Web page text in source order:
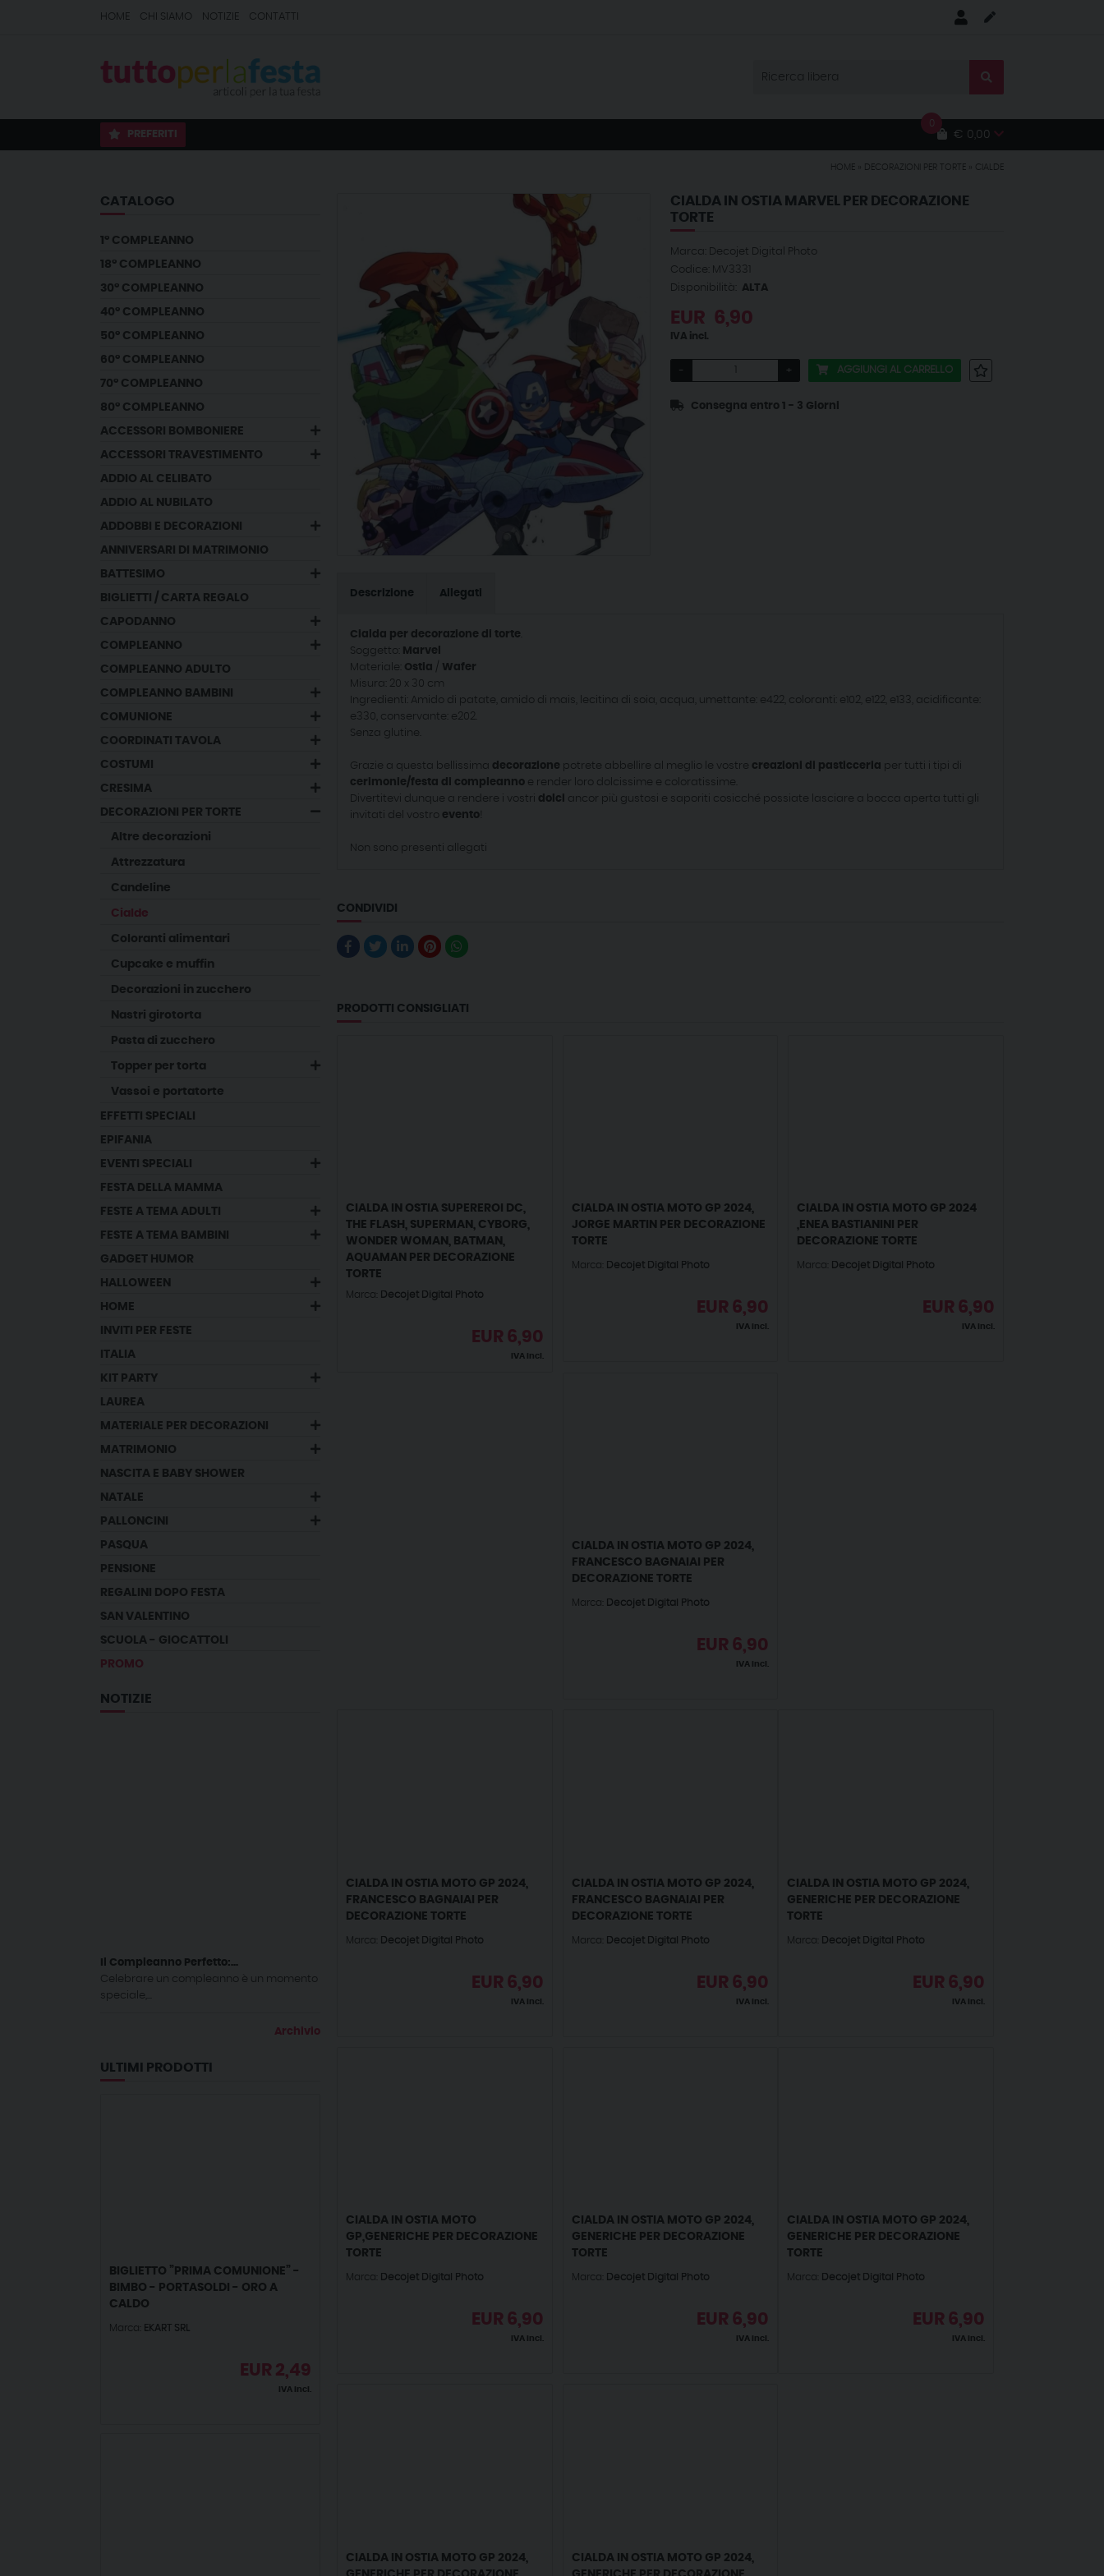
HOME CHI SIAMO NOTIZIE CONTATTI
PREFERITI
0
€ 0,00
HOME DECORAZIONI PER TORTE CIALDE
CATALOGO
1° COMPLEANNO
18° COMPLEANNO
30° COMPLEANNO
40° COMPLEANNO
50° COMPLEANNO
60° COMPLEANNO
70° COMPLEANNO
80° COMPLEANNO
ACCESSORI BOMBONIERE
ACCESSORI TRAVESTIMENTO
ADDIO AL CELIBATO
ADDIO AL NUBILATO
ADDOBBI E DECORAZIONI
ANNIVERSARI DI MATRIMONIO
BATTESIMO
BIGLIETTI / CARTA REGALO
CAPODANNO
COMPLEANNO
COMPLEANNO ADULTO
COMPLEANNO BAMBINI
COMUNIONE
COORDINATI TAVOLA
COSTUMI
CRESIMA
DECORAZIONI PER TORTE
altre decorazioni
attrezzatura
candeline
cialde
coloranti alimentari
cupcake e muffin
decorazioni in zucchero
nastri girotorta
pasta di zucchero
topper per torta
vassoi e portatorte
EFFETTI SPECIALI
EPIFANIA
EVENTI SPECIALI
FESTA DELLA MAMMA
FESTE A TEMA ADULTI
FESTE A TEMA BAMBINI
GADGET HUMOR
HALLOWEEN
HOME
INVITI PER FESTE
ITALIA
KIT PARTY
LAUREA
MATERIALE PER DECORAZIONI
MATRIMONIO
NASCITA E BABY SHOWER
NATALE
PALLONCINI
PASQUA
PENSIONE
REGALINI DOPO FESTA
SAN VALENTINO
SCUOLA - GIOCATTOLI
PROMO
NOTIZIE
Il Compleanno Perfetto:...
Celebrare un compleanno è un momento
speciale,...
Archivio
ULTIMI PRODOTTI
BIGLIETTO ”PRIMA COMUNIONE” -
BIMBO - PORTASOLDI - ORO A
CALDO
Marca: EKART SRL
EUR 2,49
IVA incl.
CIALDA IN OSTIA MARVEL PER DECORAZIONE
TORTE
Marca: Decojet Digital Photo
Codice: MV3331
Disponibilità:
ALTA
EUR 6,90
IVA incl.
- + AGGIUNGI AL CARRELLO
Consegna entro 1 - 3 Giorni
Descrizione Allegati
Cialda per decorazione di torte
Soggetto:
Marvel
Materiale: Ostia / Wafer
Misura: 20 x 30 cm
Ingredienti: Amido di patate, amido di mais, lecitina di soia, acqua, umettante: e422, coloranti: e102, e122, e133, acidificante:
e330, conservante: e202.
Senza glutine.
Grazie a questa bellissima decorazione potrete abbellire al meglio le vostre creazioni di pasticceria per tutti i tipi di
cerimonie/festa di compleanno e render loro dolcissime e coloratissime.
Divertitevi dunque a rendere i vostri dolci
ancor più gustosi e saporiti cosicché possiate lasciare a bocca aperta tutti gli
invitati del vostro evento
Non sono presenti allegati
CONDIVIDI
PRODOTTI CONSIGLIATI
CIALDA IN OSTIA SUPEREROI DC,
THE FLASH, SUPERMAN, CYBORG,
WONDER WOMAN, BATMAN,
AQUAMAN PER DECORAZIONE
TORTE
Marca: Decojet Digital Photo
EUR 6,90
IVA incl.
CIALDA IN OSTIA MOTO GP 2024,
JORGE MARTIN PER DECORAZIONE
TORTE
Marca: Decojet Digital Photo
EUR 6,90
IVA incl.
CIALDA IN OSTIA MOTO GP 2024
,ENEA BASTIANINI PER
DECORAZIONE TORTE
Marca: Decojet Digital Photo
EUR 6,90
IVA incl.
CIALDA IN OSTIA MOTO GP 2024,
FRANCESCO BAGNAIAI PER
DECORAZIONE TORTE
Marca: Decojet Digital Photo
EUR 6,90
IVA incl.
CIALDA IN OSTIA MOTO GP 2024,
FRANCESCO BAGNAIAI PER
DECORAZIONE TORTE
Marca: Decojet Digital Photo
EUR 6,90
IVA incl.
CIALDA IN OSTIA MOTO GP 2024,
FRANCESCO BAGNAIAI PER
DECORAZIONE TORTE
Marca: Decojet Digital Photo
EUR 6,90
IVA incl.
CIALDA IN OSTIA MOTO GP 2024,
GENERICHE PER DECORAZIONE
TORTE
Marca: Decojet Digital Photo
EUR 6,90
IVA incl.
CIALDA IN OSTIA MOTO
GP,GENERICHE PER DECORAZIONE
TORTE
Marca: Decojet Digital Photo
EUR 6,90
IVA incl.
CIALDA IN OSTIA MOTO GP 2024,
GENERICHE PER DECORAZIONE
TORTE
Marca: Decojet Digital Photo
EUR 6,90
IVA incl.
CIALDA IN OSTIA MOTO GP 2024,
GENERICHE PER DECORAZIONE
TORTE
Marca: Decojet Digital Photo
EUR 6,90
IVA incl.
CIALDA IN OSTIA MOTO GP 2024,
CIALDA IN OSTIA MOTO GP 2024,